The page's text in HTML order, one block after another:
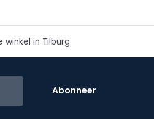
winkel in Tilburg
Abonneer